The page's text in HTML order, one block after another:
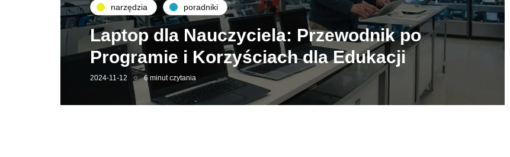
narzędzia poradniki
Laptop dla Nauczyciela: Przewodnik po
Programie i Korzyściach dla Edukacji
2024-11-12 6 minut czytania